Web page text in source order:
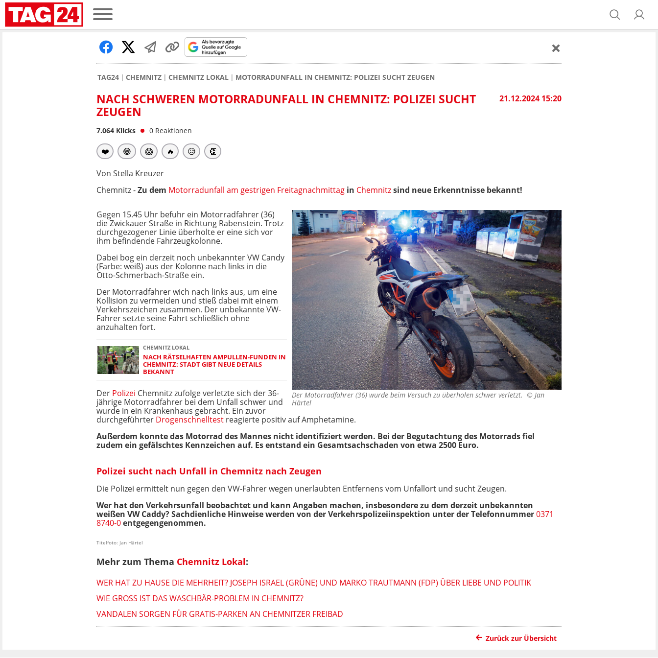
TAG24 CHEMNITZ CHEMNITZ LOKAL MOTORRADUNFALL IN CHEMNITZ: POLIZEI SUCHT ZEUGEN
21.12.2024 15:20
NACH SCHWEREN MOTORRADUNFALL IN CHEMNITZ: POLIZEI SUCHT
ZEUGEN
7.064 Klicks 0 Reaktionen
❤️ 😂 😱 🔥 😥 👏
Von Stella Kreuzer
Chemnitz -Zu dem Motorradunfall am gestrigen Freitagnachmittag in Chemnitzsind neue Erkenntnisse bekannt!
Der Motorradfahrer (36) wurde beim Versuch zu überholen schwer verletzt. © Jan
Härtel
Gegen 15.45 Uhr befuhr ein Motorradfahrer (36)
die Zwickauer Straße in Richtung Rabenstein. Trotz
durchgezogener Linie überholte er eine sich vor
ihm befindende Fahrzeugkolonne.
Dabei bog ein derzeit noch unbekannter VW Candy
(Farbe: weiß) aus der Kolonne nach links in die
Otto-Schmerbach-Straße ein.
Der Motorradfahrer wich nach links aus, um eine
Kollision zu vermeiden und stieß dabei mit einem
Verkehrszeichen zusammen. Der unbekannte VW-
Fahrer setzte seine Fahrt schließlich ohne
anzuhalten fort.
CHEMNITZ LOKAL
NACH RÄTSELHAFTEN AMPULLEN-FUNDEN IN
CHEMNITZ: STADT GIBT NEUE DETAILS
BEKANNT
Der Polizei Chemnitz zufolge verletzte sich der 36-
jährige Motorradfahrer bei dem Unfall schwer und
wurde in ein Krankenhaus gebracht. Ein zuvor
durchgeführter Drogenschnelltest reagierte positiv auf Amphetamine.
Außerdem konnte das Motorrad des Mannes nicht identifiziert werden. Bei der Begutachtung des Motorrads fiel
zudem ein gefälschtes Kennzeichen auf. Es entstand ein Gesamtsachschaden von etwa 2500 Euro.
Polizei sucht nach Unfall in Chemnitz nach Zeugen
Die Polizei ermittelt nun gegen den VW-Fahrer wegen unerlaubten Entfernens vom Unfallort und sucht Zeugen.
Wer hat den Verkehrsunfall beobachtet und kann Angaben machen, insbesondere zu dem derzeit unbekannten
weißen VW Caddy? Sachdienliche Hinweise werden von der Verkehrspolizeiinspektion unter der Telefonnummer0371
8740-0entgegengenommen.
Titelfoto: Jan Härtel
Mehr zum Thema Chemnitz Lokal:
WER HAT ZU HAUSE DIE MEHRHEIT? JOSEPH ISRAEL (GRÜNE) UND MARKO TRAUTMANN (FDP) ÜBER LIEBE UND POLITIK
WIE GROSS IST DAS WASCHBÄR-PROBLEM IN CHEMNITZ?
VANDALEN SORGEN FÜR GRATIS-PARKEN AN CHEMNITZER FREIBAD
Zurück zur Übersicht